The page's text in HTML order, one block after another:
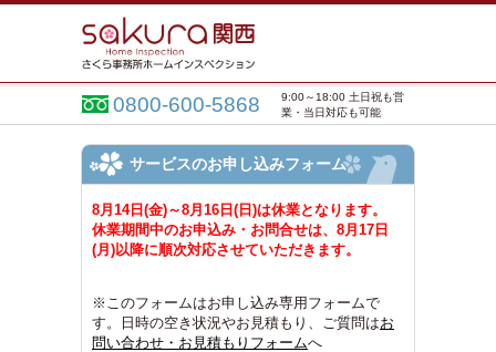
0800-600-5868
9:00～18:00 土日祝も営
業・当日対応も可能
サービスのお申し込みフォーム
8月14日(金)～8月16日(日)は休業となります。
休業期間中のお申込み・お問合せは、8月17日
(月)以降に順次対応させていただきます。
※このフォームはお申し込み専用フォームで
す。日時の空き状況やお見積もり、ご質問はお
問い合わせ・お見積もりフォームへ